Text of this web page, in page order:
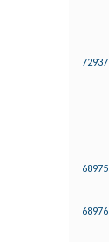
72937
68975
68976